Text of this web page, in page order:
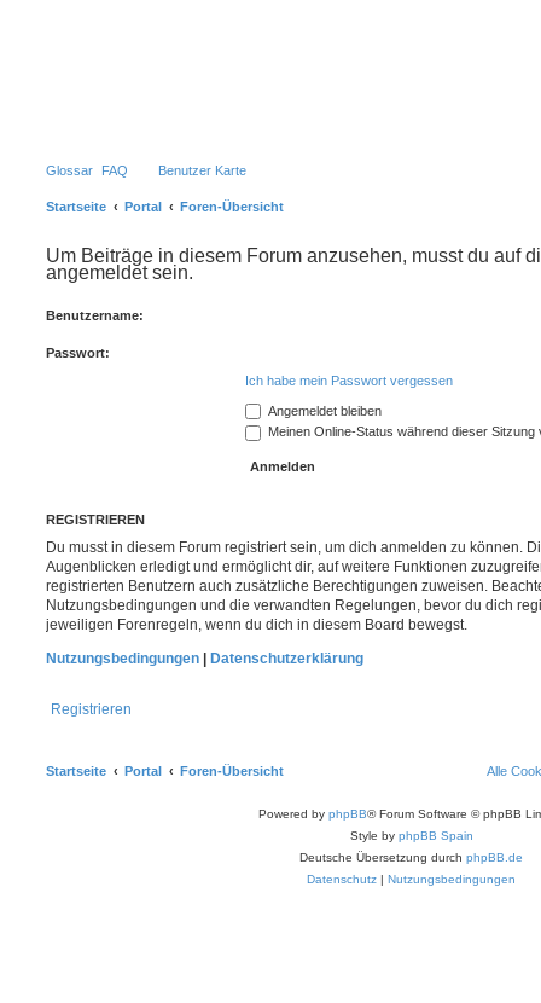
Glossar FAQ Benutzer Karte
Startseite Portal Foren-Übersicht
Um Beiträge in diesem Forum anzusehen, musst du auf
angemeldet sein.
Benutzername:
Passwort:
Ich habe mein Passwort vergessen
Angemeldet bleiben
Meinen Online-Status während dieser Sitzung
REGISTRIEREN
Du musst in diesem Forum registriert sein, um dich anmelden zu können.
Augenblicken erledigt und ermöglicht dir, auf weitere Funktionen
registrierten Benutzern auch zusätzliche Berechtigungen zuweisen.
Nutzungsbedingungen und die verwandten Regelungen, bevor du dich
jeweiligen Forenregeln, wenn du dich in diesem Board bewegst.
Nutzungsbedingungen
Datenschutzerklärung
Registrieren
Startseite Portal Foren-Übersicht Alle
Powered by phpBB® Forum Software © phpBB
Style by phpBB Spain
Deutsche Übersetzung durch phpBB.de
Datenschutz | Nutzungsbedingungen